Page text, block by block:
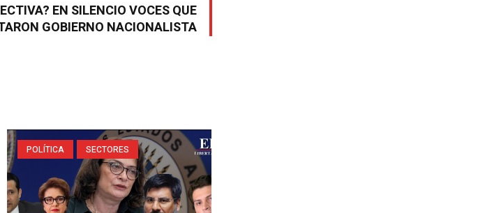
EN SILENCIO VOCES QUE
GOBIERNO NACIONALISTA
POLÍTICA SECTORES